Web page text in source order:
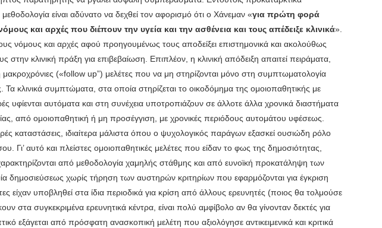
μεθοδολογία είναι αδύνατο να δεχθεί τον αφορισμό ότι ο Χάνεμαν «για πρώτη φορά
και αρχές που διέπουν την υγεία και την ασθένεια και τους απέδειξε κλινικά».
νόμους και αρχές αφού προηγουμένως τους αποδείξει επιστημονικά και ακολούθως
στην κλινική πράξη για επιβεβαίωση. Επιπλέον, η κλινική απόδειξη απαιτεί πειράματα,
ή μακροχρόνιες («follow up”) μελέτες που να μη στηρίζονται μόνο στη συμπτωματολογία
Τα κλινικά συμπτώματα, στα οποία στηρίζεται το οικοδόμημα της ομοιοπαθητικής με
υφίενται αυτόματα και στη συνέχεια υποτροπιάζουν σε άλλοτε άλλα χρονικά διαστήματα
από ομοιοπαθητική ή μη προσέγγιση, με χρονικές περιόδους αυτομάτου υφέσεως.
καταστάσεις, ιδιαίτερα μάλιστα όπου ο ψυχολογικός παράγων εξασκεί ουσιώδη ρόλο
Γι’ αυτό και πλείστες ομοιοπαθητικές μελέτες που είδαν το φως της δημοσιότητας,
χαρακτηρίζονται από μεθοδολογία χαμηλής στάθμης και από ευνοϊκή προκατάληψη των
δημοσιεύσεως χωρίς τήρηση των αυστηρών κριτηρίων που εφαρμόζονται για έγκριση
είχαν υποβληθεί στα ίδια περιοδικά για κρίση από άλλους ερευνητές (ποιος θα τολμούσε
στα συγκεκριμένα ερευνητικά κέντρα, είναι πολύ αμφίβολο αν θα γίνονταν δεκτές για
εξάγεται από πρόσφατη ανασκοπική μελέτη που αξιολόγησε αντικειμενικά και κριτικά